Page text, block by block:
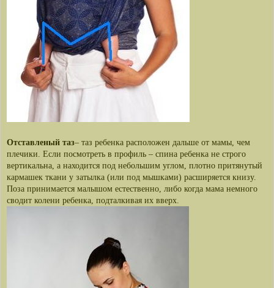
Отставленый таз– таз ребенка расположен дальше от мамы, чем
плечики. Если посмотреть в профиль – спина ребенка не строго
вертикальна, а находится под небольшим углом, плотно притянутый
кармашек ткани у затылка (или под мышками) расширяется книзу.
Поза принимается малышом естественно, либо когда мама немного
сводит колени ребенка, подталкивая их вверх.